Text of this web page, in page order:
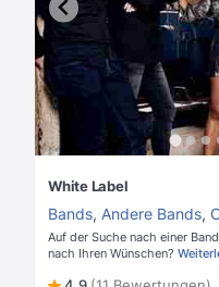
White Label
Bands, Andere Bands,
Auf der Suche nach einer
nach Ihren Wünschen?